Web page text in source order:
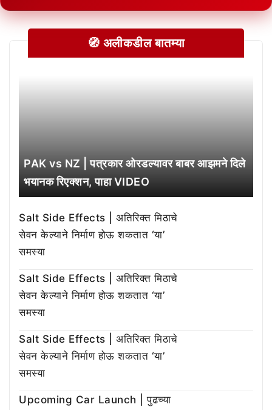
🧭 अलीकडील बातम्या
PAK vs NZ | पत्रकार ओरडल्यावर बाबर आझमने दिले
भयानक रिएक्शन, पाहा VIDEO
Salt Side Effects | अतिरिक्त मिठाचे
सेवन केल्याने निर्माण होऊ शकतात ‘या’
समस्या
Salt Side Effects | अतिरिक्त मिठाचे
सेवन केल्याने निर्माण होऊ शकतात ‘या’
समस्या
Salt Side Effects | अतिरिक्त मिठाचे
सेवन केल्याने निर्माण होऊ शकतात ‘या’
समस्या
Upcoming Car Launch | पुढच्या